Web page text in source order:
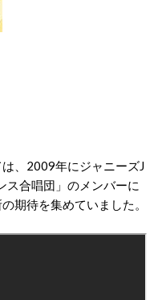
は、2009年にジャニーズJ
ス合唱団」のメンバーに
期待を集めていました。